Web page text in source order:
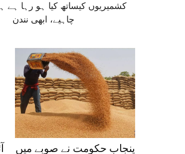
کشمیریوں کیساتھ کیا ہو رہا ہے
چاہیے، ابھی نندن
پنجاب حکومت نے صوبے میں